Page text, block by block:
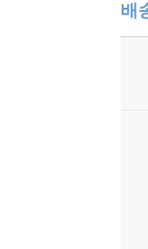
배